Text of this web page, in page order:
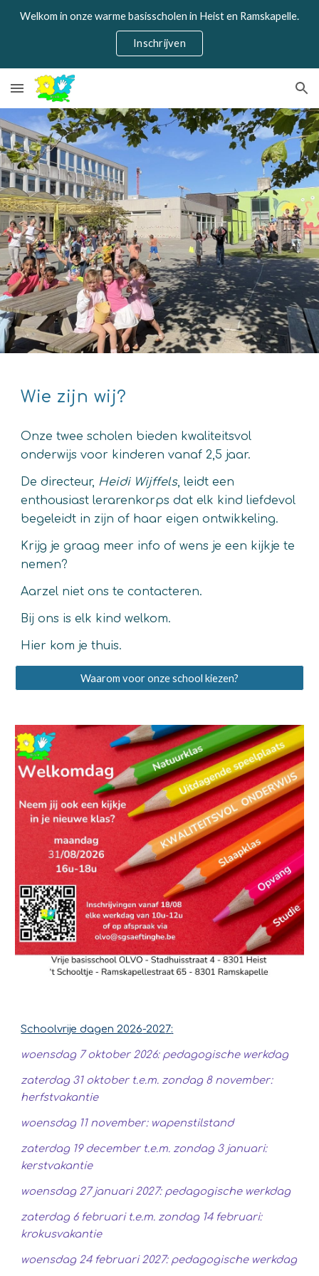
Skip to navigation
Welkom in onze warme basisscholen in Heist en Ramskapelle.
Inschrijven
Wie zijn wij?
Onze twee scholen bieden kwaliteitsvol
onderwijs voor kinderen vanaf 2,5 jaar.
De directeur, Heidi Wijffels, leidt een
enthousiast lerarenkorps dat elk kind liefdevol
begeleidt in zijn of haar eigen ontwikkeling.
Krijg je graag meer info of wens je een kijkje te
nemen?
Aarzel niet ons te contacteren.
Bij ons is elk kind welkom.
Hier kom je thuis.
Waarom voor onze school kiezen?
Schoolvrije dagen 2026-2027:
woensdag 7 oktober 2026: pedagogische werkdag
zaterdag 31 oktober t.e.m. zondag 8 november:
herfstvakantie
woensdag 11 november: wapenstilstand
zaterdag 19 december t.e.m. zondag 3 januari:
kerstvakantie
woensdag 27 januari 2027: pedagogische werkdag
zaterdag 6 februari t.e.m. zondag 14 februari:
krokusvakantie
woensdag 24 februari 2027: pedagogische werkdag